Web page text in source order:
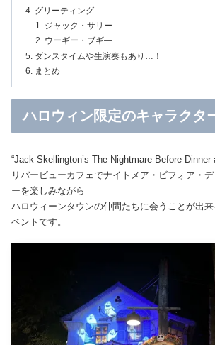
グリーティング
ジャック・サリー
ウーギー・ブギ―
ダンスタイムや生演奏もあり…！
まとめ
ハロウィン限定のキャラクタ
“Jack Skellington’s The Nightmare Before Dinner
リバービューカフェでナイトメア・ビフォア・
ーを楽しみながら
ハロウィーンタウンの仲間たちに会うことが出
ベントです。